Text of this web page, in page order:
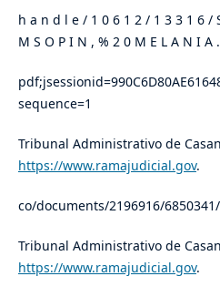
h a n d l e / 1 0 6 1 2 / 1 3 3 1 6 /
M S O P I N , % 2 0 M E L A N I A .
sequence=1
Tribunal Administrativo de
https://www.ramajudicial.gov.
co/documents/2196916/6850341/
Tribunal Administrativo de
https://www.ramajudicial.gov.